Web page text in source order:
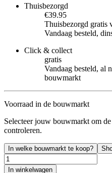
Thuisbezorgd
€39.95
Thuisbezorgd gratis
Vandaag besteld,
Click & collect
gratis
Vandaag besteld, al
bouwmarkt
Voorraad in de bouwmarkt
Selecteer jouw bouwmarkt om
controleren.
In welke bouwmarkt te koop?
In winkelwagen